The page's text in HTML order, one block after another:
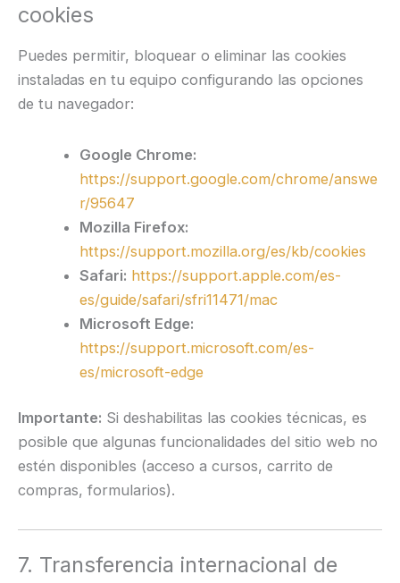
cookies
Puedes permitir, bloquear o eliminar las cookies
instaladas en tu equipo configurando las opciones
de tu navegador:
Google Chrome:
https://support.google.com/chrome/answe
r/95647
Mozilla Firefox:
https://support.mozilla.org/es/kb/cookies
Safari: https://support.apple.com/es-
es/guide/safari/sfri11471/mac
Microsoft Edge:
https://support.microsoft.com/es-
es/microsoft-edge
Importante: Si deshabilitas las cookies técnicas, es
posible que algunas funcionalidades del sitio web no
estén disponibles (acceso a cursos, carrito de
compras, formularios).
7. Transferencia internacional de